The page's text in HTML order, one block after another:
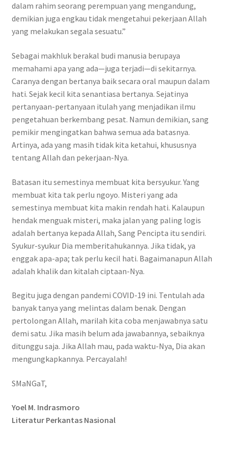
dalam rahim seorang perempuan yang mengandung,
demikian juga engkau tidak mengetahui pekerjaan Allah
yang melakukan segala sesuatu.”
Sebagai makhluk berakal budi manusia berupaya
memahami apa yang ada—juga terjadi—di sekitarnya.
Caranya dengan bertanya baik secara oral maupun dalam
hati. Sejak kecil kita senantiasa bertanya. Sejatinya
pertanyaan-pertanyaan itulah yang menjadikan ilmu
pengetahuan berkembang pesat. Namun demikian, sang
pemikir mengingatkan bahwa semua ada batasnya.
Artinya, ada yang masih tidak kita ketahui, khususnya
tentang Allah dan pekerjaan-Nya.
Batasan itu semestinya membuat kita bersyukur. Yang
membuat kita tak perlu ngoyo. Misteri yang ada
semestinya membuat kita makin rendah hati. Kalaupun
hendak menguak misteri, maka jalan yang paling logis
adalah bertanya kepada Allah, Sang Pencipta itu sendiri.
Syukur-syukur Dia memberitahukannya. Jika tidak, ya
enggak apa-apa; tak perlu kecil hati. Bagaimanapun Allah
adalah khalik dan kitalah ciptaan-Nya.
Begitu juga dengan pandemi COVID-19 ini. Tentulah ada
banyak tanya yang melintas dalam benak. Dengan
pertolongan Allah, marilah kita coba menjawabnya satu
demi satu. Jika masih belum ada jawabannya, sebaiknya
ditunggu saja. Jika Allah mau, pada waktu-Nya, Dia akan
mengungkapkannya. Percayalah!
SMaNGaT,
Yoel M. Indrasmoro
Literatur Perkantas Nasional